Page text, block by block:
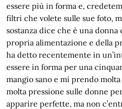
essere più in forma e,
filtri che volete sulle sue foto,
sostanza dice che è una
propria alimentazione e della
ha detto recentemente in
essere in forma per una
mangio sano e mi prendo molta
molta pressione sulle donne
apparire perfette, ma non